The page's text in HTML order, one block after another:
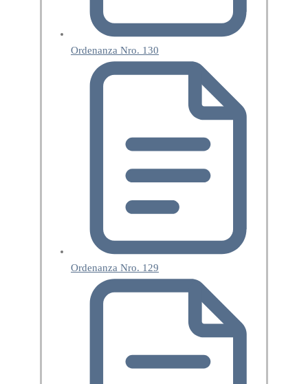
Ordenanza Nro. 130
Ordenanza Nro. 129